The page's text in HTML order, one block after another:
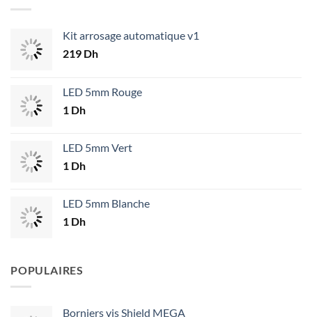
Kit arrosage automatique v1
219 Dh
LED 5mm Rouge
1 Dh
LED 5mm Vert
1 Dh
LED 5mm Blanche
1 Dh
POPULAIRES
Borniers vis Shield MEGA